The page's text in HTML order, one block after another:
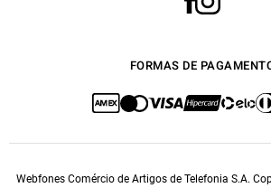
FORMAS DE
Webfones Comércio de Artigos de Telefonia S.A.